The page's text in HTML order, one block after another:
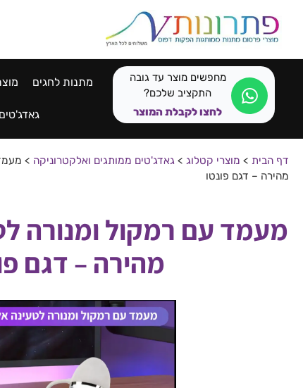
מחפשים מוצר עד גובה
התקציב שלכם?
לחצו לקבלת המוצר
מתנות לחגים
דף הבית > מוצרי קטלוג > גאדג'טים ממותגים ואלקטרוניקה >
מהירה – דגם פונטו
מעמד עם רמקול ומנורה
מהירה – דגם